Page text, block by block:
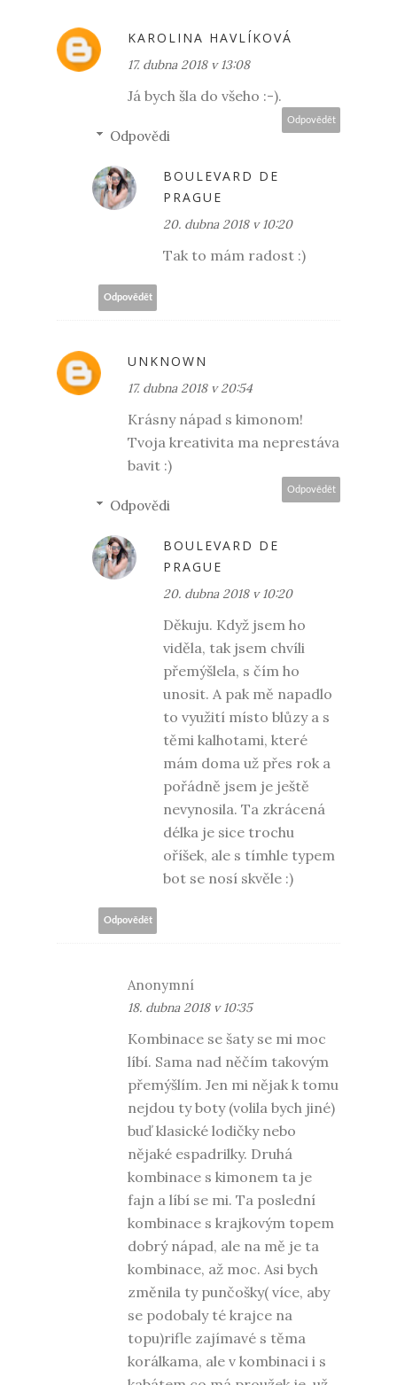
KAROLINA HAVLÍKOVÁ
17. dubna 2018 v 13:08
Já bych šla do všeho :-).
Odpovědět
Odpovědi
BOULEVARD DE
PRAGUE
20. dubna 2018 v 10:20
Tak to mám radost :)
Odpovědět
UNKNOWN
17. dubna 2018 v 20:54
Krásny nápad s kimonom!
Tvoja kreativita ma neprestáva
bavit :)
Odpovědět
Odpovědi
BOULEVARD DE
PRAGUE
20. dubna 2018 v 10:20
Děkuju. Když jsem ho
viděla, tak jsem chvíli
přemýšlela, s čím ho
unosit. A pak mě napadlo
to využití místo blůzy a s
těmi kalhotami, které
mám doma už přes rok a
pořádně jsem je ještě
nevynosila. Ta zkrácená
délka je sice trochu
oříšek, ale s tímhle typem
bot se nosí skvěle :)
Odpovědět
Anonymní
18. dubna 2018 v 10:35
Kombinace se šaty se mi moc
líbí. Sama nad něčím takovým
přemýšlím. Jen mi nějak k tomu
nejdou ty boty (volila bych jiné)
buď klasické lodičky nebo
nějaké espadrilky. Druhá
kombinace s kimonem ta je
fajn a líbí se mi. Ta poslední
kombinace s krajkovým topem
dobrý nápad, ale na mě je ta
kombinace, až moc. Asi bych
změnila ty punčošky( více, aby
se podobaly té krajce na
topu)rifle zajímavé s těma
korálkama, ale v kombinaci i s